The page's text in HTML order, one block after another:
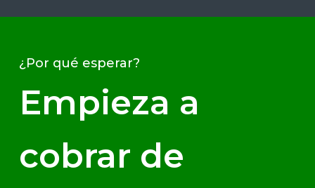
¿Por qué esperar?
Empieza a
cobrar de